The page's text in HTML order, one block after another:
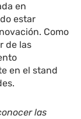
en
estar
Como
de las
en el stand
las